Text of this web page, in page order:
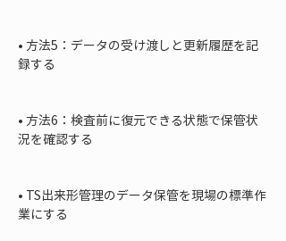
• 方法5：データの受け渡しと更新履歴を記
録する
• 方法6：検査前に復元できる状態で保管状
況を確認する
• TS出来形管理のデータ保管を現場の標準作
業にする